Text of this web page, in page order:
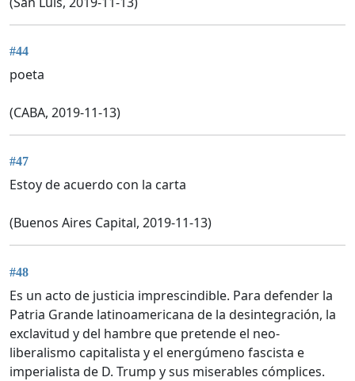
#44
poeta
(CABA, 2019-11-13)
#47
Estoy de acuerdo con la carta
(Buenos Aires Capital, 2019-11-13)
#48
Es un acto de justicia imprescindible. Para defender la
Patria Grande latinoamericana de la desintegración, la
exclavitud y del hambre que pretende el neo-
liberalismo capitalista y el energúmeno fascista e
imperialista de D. Trump y sus miserables cómplices.